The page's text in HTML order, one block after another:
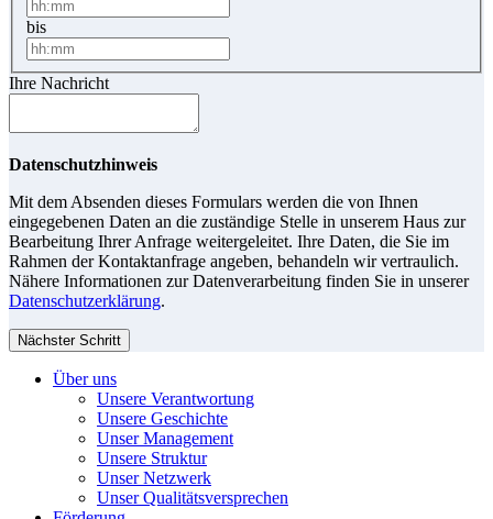
bis
Ihre Nachricht
Datenschutzhinweis
Mit dem Absenden dieses Formulars werden die von Ihnen
eingegebenen Daten an die zuständige Stelle in unserem Haus zur
Bearbeitung Ihrer Anfrage weitergeleitet. Ihre Daten, die Sie im
Rahmen der Kontaktanfrage angeben, behandeln wir vertraulich.
Nähere Informationen zur Datenverarbeitung finden Sie in unserer
Datenschutzerklärung.
Nächster Schritt
Über uns
Unsere Verantwortung
Unsere Geschichte
Unser Management
Unsere Struktur
Unser Netzwerk
Unser Qualitätsversprechen